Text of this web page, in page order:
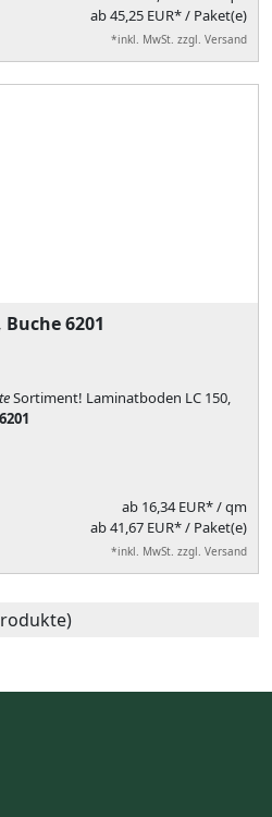
ab 45,25 EUR* / Paket(e)
*inkl. MwSt. zzgl. Versand
6201
Sortiment! Laminatboden LC 150,
ab 16,34 EUR*/ qm
ab 41,67 EUR* / Paket(e)
*inkl. MwSt. zzgl. Versand